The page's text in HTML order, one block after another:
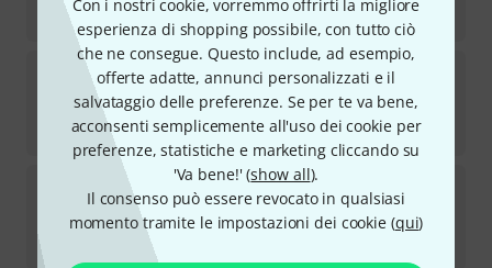
Con i nostri cookie, vorremmo offrirti la migliore
esperienza di shopping possibile, con tutto ciò
che ne consegue. Questo include, ad esempio,
offerte adatte, annunci personalizzati e il
salvataggio delle preferenze. Se per te va bene,
acconsenti semplicemente all'uso dei cookie per
preferenze, statistiche e marketing cliccando su
'Va bene!' (show all).
Il consenso può essere revocato in qualsiasi
momento tramite le impostazioni dei cookie (qui)
€26
Mahalo Ukulele Wall Hanger Monstera
Disponibile
€7,90
OrtegaOMUH-BK Ukulele Holder
38
Disponibile
16,90